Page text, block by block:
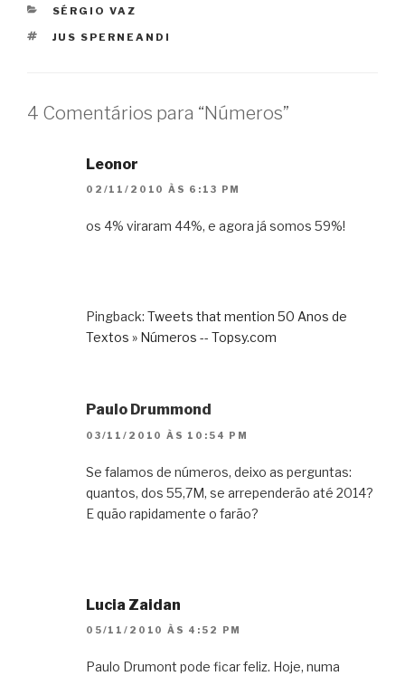
CATEGORIAS
SÉRGIO VAZ
TAGS
JUS SPERNEANDI
4 Comentários para “Números”
Leonor
02/11/2010 ÀS 6:13 PM
os 4% viraram 44%, e agora já somos 59%!
Pingback: Tweets that mention 50 Anos de
Textos » Números -- Topsy.com
Paulo Drummond
03/11/2010 ÀS 10:54 PM
Se falamos de números, deixo as perguntas:
quantos, dos 55,7M, se arrependerão até 2014?
E quão rapidamente o farão?
Lucia Zaidan
05/11/2010 ÀS 4:52 PM
Paulo Drumont pode ficar feliz. Hoje, numa